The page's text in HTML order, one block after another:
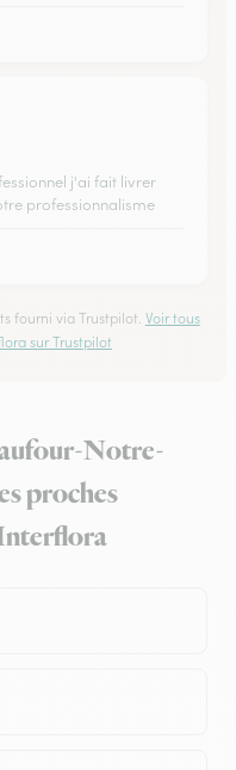
j'ai fait livrer
professionnalisme
fourni via Trustpilot. Voir tous
sur Trustpilot
Notre-
proches